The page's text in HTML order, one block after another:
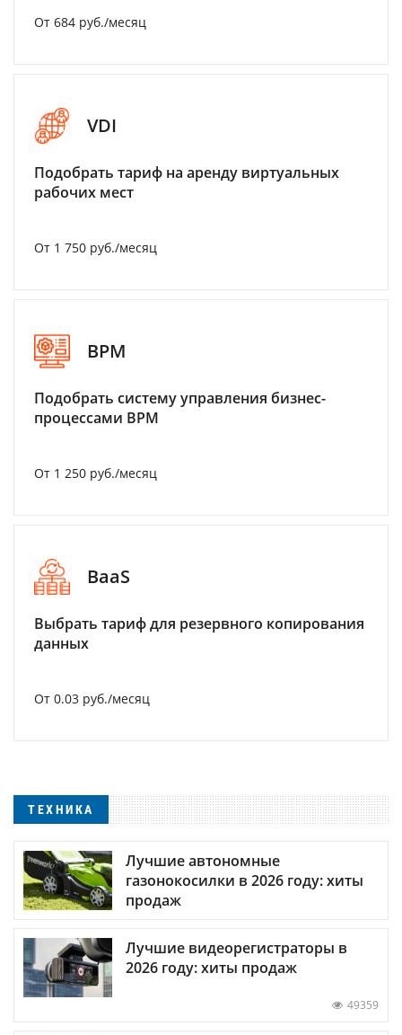
От 684 руб./месяц
VDI
Подобрать тариф на аренду виртуальных
рабочих мест
От 1 750 руб./месяц
BPM
Подобрать систему управления бизнес-
процессами BPM
От 1 250 руб./месяц
BaaS
Выбрать тариф для резервного копирования
данных
От 0.03 руб./месяц
ТЕХНИКА
Лучшие автономные
газонокосилки в 2026 году: хиты
продаж
Лучшие видеорегистраторы в
2026 году: хиты продаж
49359